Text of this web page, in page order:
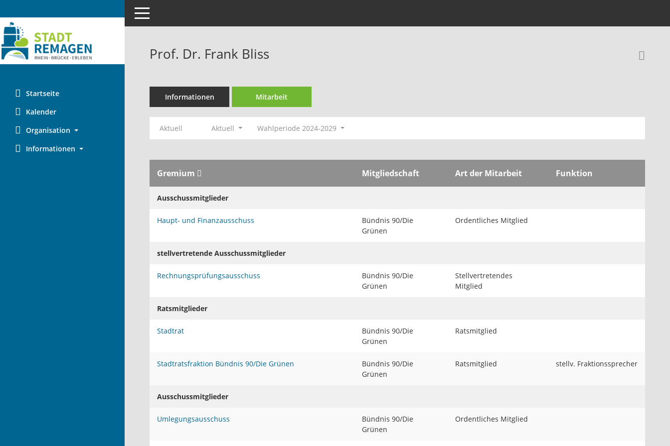
Startseite
Kalender
Organisation
Informationen
Toggle navigation
Prof. Dr. Frank Bliss
Informationen Mitarbeit
Aktuell Aktuell Wahlperiode 2024-2029
Gremium Mitgliedschaft Art der Mitarbeit Funktion
Ausschussmitglieder
Haupt- und Finanzausschuss
Bündnis 90/Die
Grünen
Ordentliches Mitglied
stellvertretende Ausschussmitglieder
Rechnungsprüfungsausschuss
Bündnis 90/Die
Grünen
Stellvertretendes
Mitglied
Ratsmitglieder
Stadtrat
Bündnis 90/Die
Grünen
Ratsmitglied
Stadtratsfraktion Bündnis 90/Die Grünen
Bündnis 90/Die
Grünen
Ratsmitglied stellv. Fraktionssprecher
Ausschussmitglieder
Umlegungsausschuss
Bündnis 90/Die
Grünen
Ordentliches Mitglied